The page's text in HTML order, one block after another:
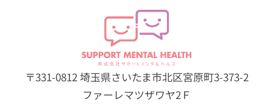
〒331-0812 埼玉県さいたま市北区宮原町3-373-2
ファーレマツザワヤ2Ｆ